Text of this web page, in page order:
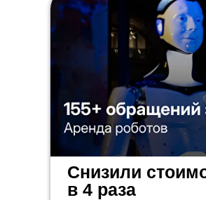
Снизили
в 4 раза